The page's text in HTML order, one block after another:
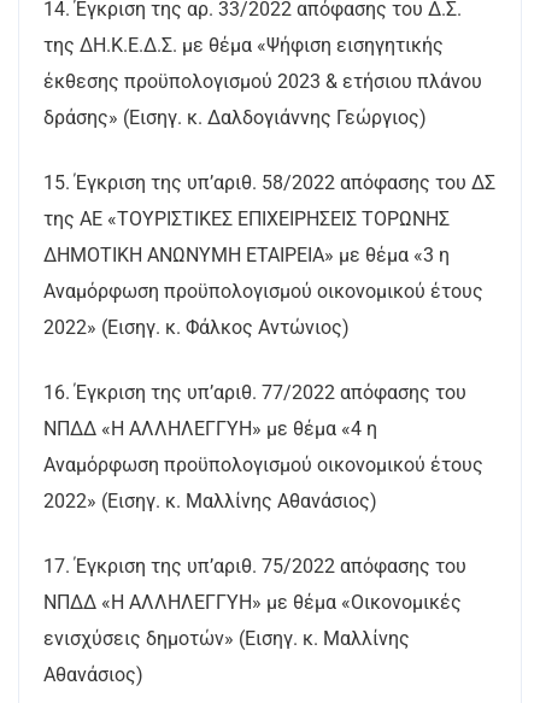
14. Έγκριση της αρ. 33/2022 απόφασης του Δ.Σ.
της ΔΗ.Κ.Ε.Δ.Σ. με θέμα «Ψήφιση εισηγητικής
έκθεσης προϋπολογισμού 2023 & ετήσιου πλάνου
δράσης» (Εισηγ. κ. Δαλδογιάννης Γεώργιος)
15. Έγκριση της υπ’αριθ. 58/2022 απόφασης του ΔΣ
της ΑΕ «ΤΟΥΡΙΣΤΙΚΕΣ ΕΠΙΧΕΙΡΗΣΕΙΣ ΤΟΡΩΝΗΣ
ΔΗΜΟΤΙΚΗ ΑΝΩΝΥΜΗ ΕΤΑΙΡΕΙΑ» με θέμα «3 η
Αναμόρφωση προϋπολογισμού οικονομικού έτους
2022» (Εισηγ. κ. Φάλκος Αντώνιος)
16. Έγκριση της υπ’αριθ. 77/2022 απόφασης του
ΝΠΔΔ «Η ΑΛΛΗΛΕΓΓΥΗ» με θέμα «4 η
Αναμόρφωση προϋπολογισμού οικονομικού έτους
2022» (Εισηγ. κ. Μαλλίνης Αθανάσιος)
17. Έγκριση της υπ’αριθ. 75/2022 απόφασης του
ΝΠΔΔ «Η ΑΛΛΗΛΕΓΓΥΗ» με θέμα «Οικονομικές
ενισχύσεις δημοτών» (Εισηγ. κ. Μαλλίνης
Αθανάσιος)